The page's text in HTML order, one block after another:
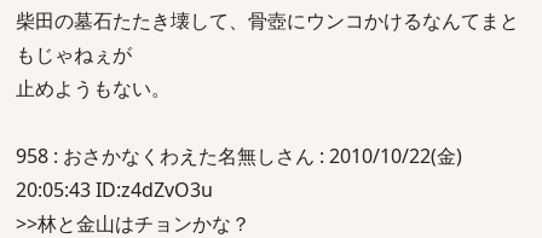
柴田の墓石たたき壊して、骨壺にウンコかけるなんてまと
もじゃねぇが
止めようもない。
958 : おさかなくわえた名無しさん : 2010/10/22(金)
20:05:43 ID:z4dZvO3u
>>林と金山はチョンかな？